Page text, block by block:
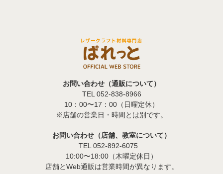
お問い合わせ（通販について）
TEL 052-838-8966
10：00〜17：00（日曜定休）
※店舗の営業日・時間とは別です。
お問い合わせ（店舗、教室について）
TEL 052-892-6075
10:00〜18:00（木曜定休日）
店舗とWeb通販は営業時間が異なります。